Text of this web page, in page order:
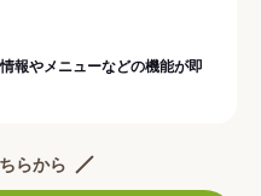
報やメニューなどの機能が即
らから